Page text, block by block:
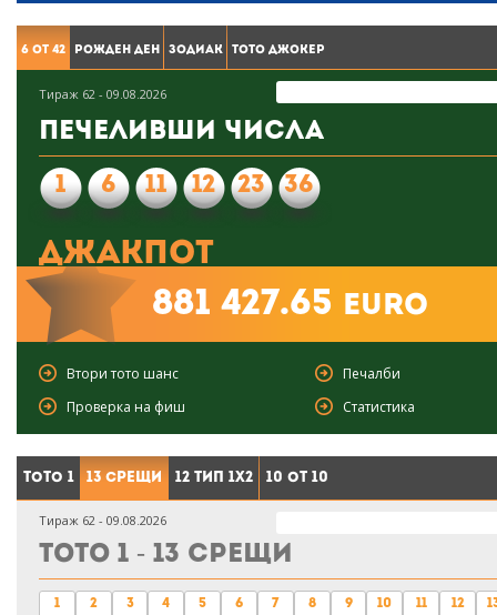
6 от 42 Рожден ден Зодиак Тото Джокер
Тираж 62 - 09.08.2026
Печеливши числа
1 6 11 12 23 36
Джакпот
881 427.65 euro
Втори тото шанс
Печалби
Проверка на фиш
Статистика
Тото 1 13 срещи 12 тип 1X2 10 от 10
Тираж 62 - 09.08.2026
Тото 1 - 13 срещи
1 2 3 4 5 6 7 8 9 10 11 12